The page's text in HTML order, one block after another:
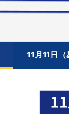
11月11日